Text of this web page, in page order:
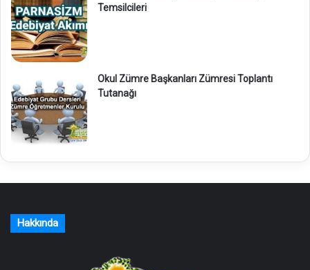
Temsilcileri
Okul Zümre Başkanları Zümresi Toplantı
Tutanağı
Hakkında